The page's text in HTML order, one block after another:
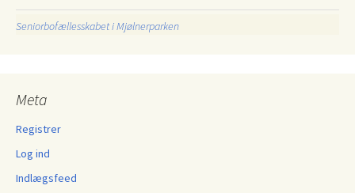
Seniorbofællesskabet i Mjølnerparken
Meta
Registrer
Log ind
Indlægsfeed